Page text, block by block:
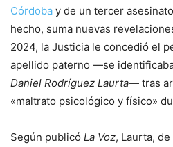
Córdoba y de un tercer
hecho, suma nuevas
2024, la Justicia le concedió el
apellido paterno —se
Daniel Rodríguez Laurta— tras
«maltrato psicológico y físico»
Según publicó La Voz, Laurta,